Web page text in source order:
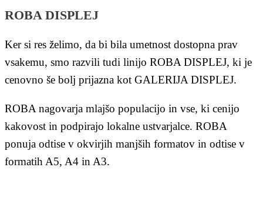
ROBA DISPLEJ
Ker si res želimo, da bi bila umetnost dostopna prav
vsakemu, smo razvili tudi linijo ROBA DISPLEJ, ki je
cenovno še bolj prijazna kot GALERIJA DISPLEJ.
ROBA nagovarja mlajšo populacijo in vse, ki cenijo
kakovost in podpirajo lokalne ustvarjalce. ROBA
ponuja odtise v okvirjih manjših formatov in odtise v
formatih A5, A4 in A3.